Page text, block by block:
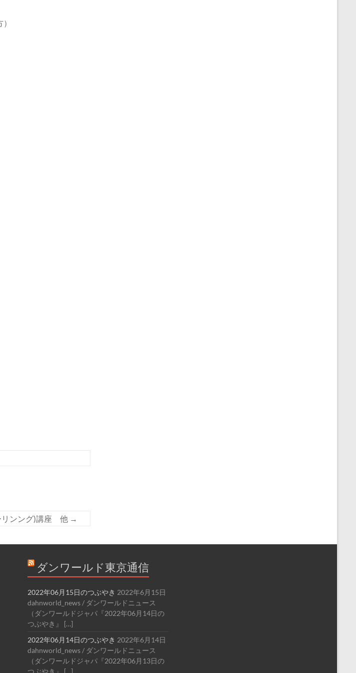
リンング)講座 他 →
ダンワールド東京通信
2022年06月15日のつぶやき 2022年6月15日
dahnworld_news / ダンワールドニュース
（ダンワールドジャパ『2022年06月14日の
つぶやき』 […]
2022年06月14日のつぶやき 2022年6月14日
dahnworld_news / ダンワールドニュース
（ダンワールドジャパ『2022年06月13日の
つぶやき』 […]